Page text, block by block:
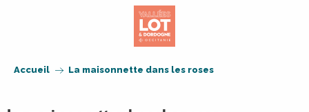
Accueil La maisonnette dans les roses